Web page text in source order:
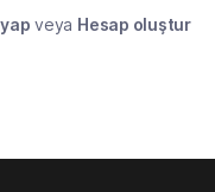
veya Hesap oluştur